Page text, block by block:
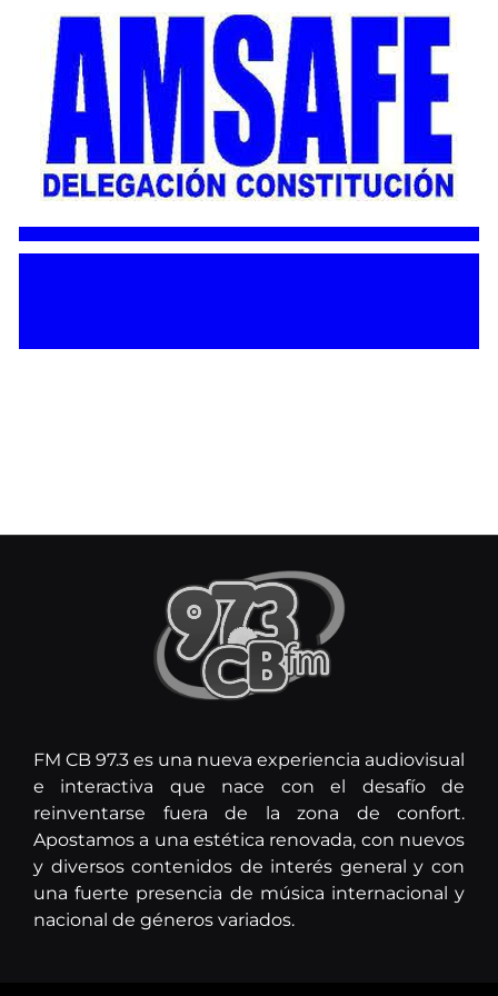
FM CB 97.3 es una nueva experiencia audiovisual
e interactiva que nace con el desafío de
reinventarse fuera de la zona de confort.
Apostamos a una estética renovada, con nuevos
y diversos contenidos de interés general y con
una fuerte presencia de música internacional y
nacional de géneros variados.